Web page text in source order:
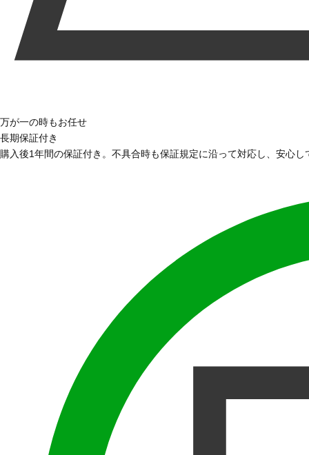
万が一の時もお任せ
長期保証付き
購入後1年間の保証付き。不具合時も保証規定に沿って対応し、安心